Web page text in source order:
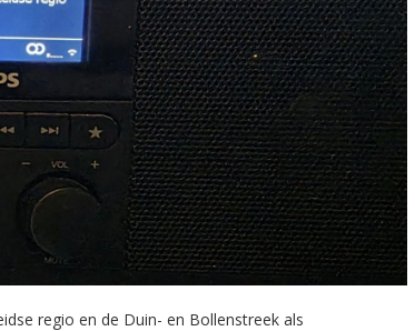
regio en de Duin- en Bollenstreek als